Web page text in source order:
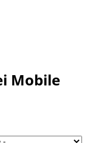
Mobile